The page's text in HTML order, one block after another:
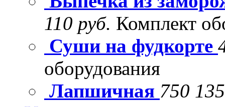
110 руб. Комплект
Суши на фудкорте
оборудования
Лапшичная 750